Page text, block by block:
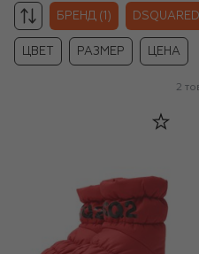
БРЕНД (1)
ЦВЕТ РАЗМЕР ЦЕНА
2